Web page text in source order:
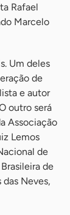
Rafael
Marcelo
Um deles
de
e autor
outro será
Associação
Lemos
de
de
Neves,